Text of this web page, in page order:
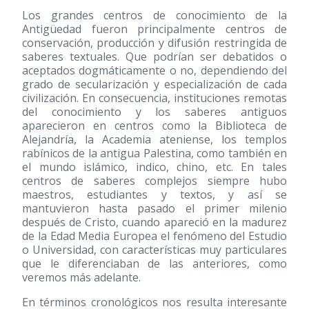
Los grandes centros de conocimiento de la
Antigüedad fueron principalmente centros de
conservación, producción y difusión restringida de
saberes textuales. Que podrían ser debatidos o
aceptados dogmáticamente o no, dependiendo del
grado de secularización y especialización de cada
civilización. En consecuencia, instituciones remotas
del conocimiento y los saberes antiguos
aparecieron en centros como la Biblioteca de
Alejandría, la Academia ateniense, los templos
rabínicos de la antigua Palestina, como también en
el mundo islámico, indico, chino, etc. En tales
centros de saberes complejos siempre hubo
maestros, estudiantes y textos, y así se
mantuvieron hasta pasado el primer milenio
después de Cristo, cuando apareció en la madurez
de la Edad Media Europea el fenómeno del Estudio
o Universidad, con características muy particulares
que le diferenciaban de las anteriores, como
veremos más adelante.
En términos cronológicos nos resulta interesante